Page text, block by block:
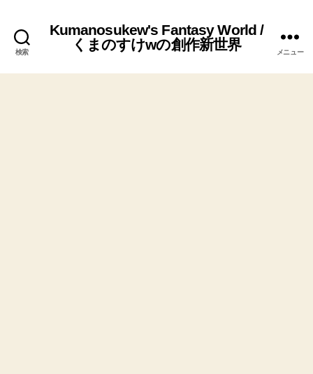
検索
Kumanosukew's Fantasy World /
くまのすけwの創作新世界
メニュー